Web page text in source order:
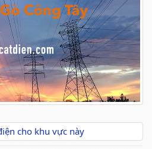
cho khu vực này